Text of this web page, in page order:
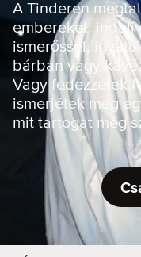
A Tinderen
embereket: indulj
ismerőssel,
bárban vagy
Vagy fedezzétek
ismerjétek meg
mit tartogat még